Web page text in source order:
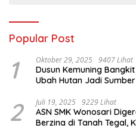
Popular Post
1 Oktober 29, 2025 9407 Lihat
Dusun Kemuning
Ubah Hutan Jadi
2 Juli 19, 2025 9229 Lihat
ASN SMK Wonosari
Berzina di Tanah Tegal,